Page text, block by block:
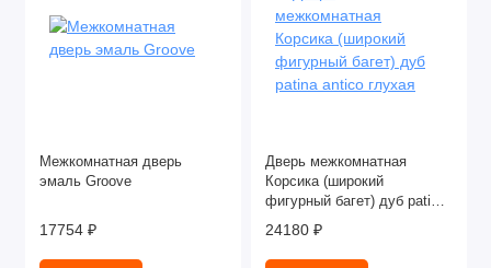
Межкомнатная дверь
эмаль Groove
17754 ₽
Дверь межкомнатная
Корсика (широкий
фигурный багет) дуб patina
antico глухая
24180 ₽